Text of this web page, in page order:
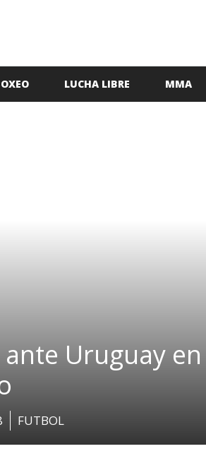
LUCHA LIBRE MMA
Uruguay en
FUTBOL